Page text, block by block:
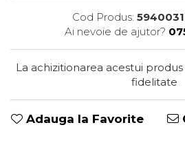
Cod Produs:
Ai nevoie de ajutor?
La achizitionarea acestui
fidelitate
Adauga la Favorite